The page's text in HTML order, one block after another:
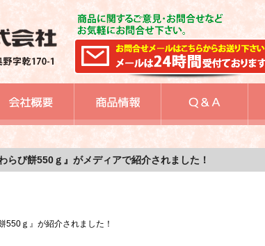
らび餅550ｇ』がメディアで紹介されました！
550ｇ』が紹介されました！